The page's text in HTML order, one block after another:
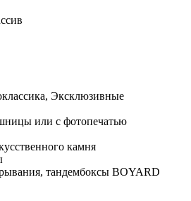
Эксклюзивные
или с фотопечатью
камня
тандембоксы BOYARD